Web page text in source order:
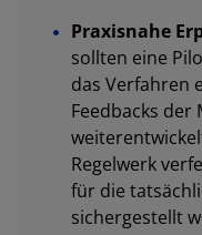
Praxisnahe
sollten eine
das Verfahren
Feedbacks
Regelwerk
für die
sichergestellt